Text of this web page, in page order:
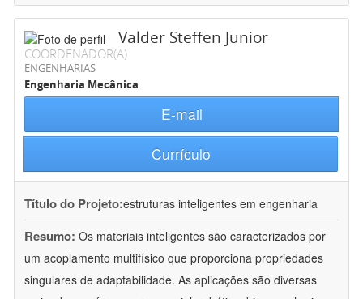
Valder Steffen Junior
COORDENADOR(A)
ENGENHARIAS
Engenharia Mecânica
E-mail
Currículo
Título do Projeto:estruturas inteligentes em engenharia
Resumo: Os materiais inteligentes são caracterizados por
um acoplamento multifísico que proporciona propriedades
singulares de adaptabilidade. As aplicações são diversas